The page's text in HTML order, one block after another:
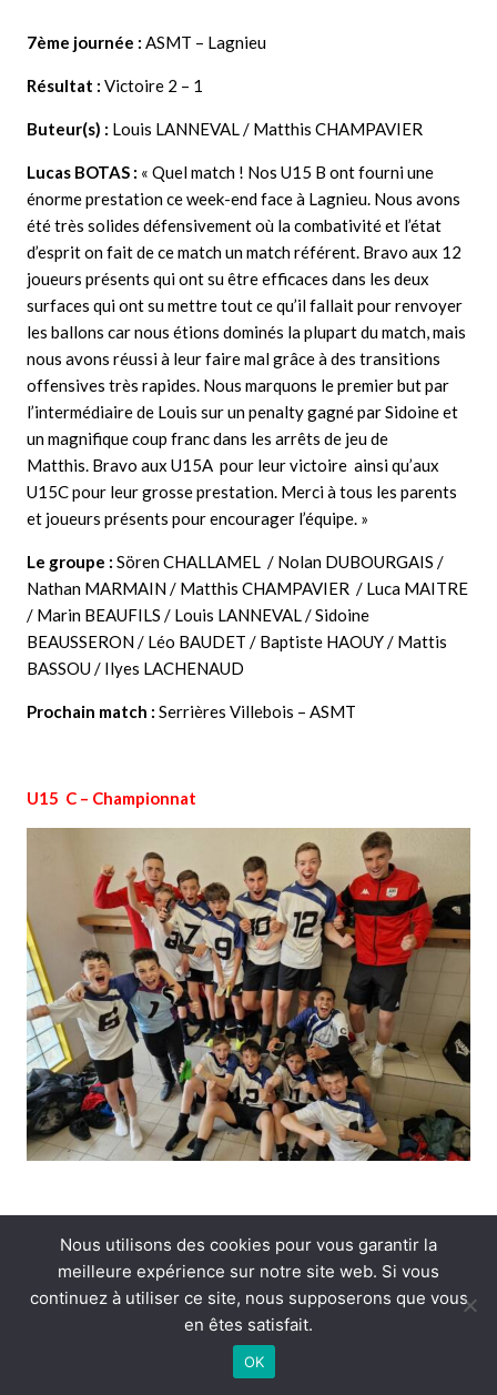
7ème journée : ASMT – Lagnieu
Résultat : Victoire 2 – 1
Buteur(s) : Louis LANNEVAL / Matthis CHAMPAVIER
Lucas BOTAS : « Quel match ! Nos U15 B ont fourni une
énorme prestation ce week-end face à Lagnieu. Nous avons
été très solides défensivement où la combativité et l’état
d’esprit on fait de ce match un match référent. Bravo aux 12
joueurs présents qui ont su être efficaces dans les deux
surfaces qui ont su mettre tout ce qu’il fallait pour renvoyer
les ballons car nous étions dominés la plupart du match, mais
nous avons réussi à leur faire mal grâce à des transitions
offensives très rapides. Nous marquons le premier but par
l’intermédiaire de Louis sur un penalty gagné par Sidoine et
un magnifique coup franc dans les arrêts de jeu de
Matthis. Bravo aux U15A pour leur victoire ainsi qu’aux
U15C pour leur grosse prestation. Merci à tous les parents
et joueurs présents pour encourager l’équipe. »
Le groupe : Sören CHALLAMEL / Nolan DUBOURGAIS /
Nathan MARMAIN / Matthis CHAMPAVIER / Luca MAITRE
/ Marin BEAUFILS / Louis LANNEVAL / Sidoine
BEAUSSERON / Léo BAUDET / Baptiste HAOUY / Mattis
BASSOU / Ilyes LACHENAUD
Prochain match : Serrières Villebois – ASMT
U15 C – Championnat
èème journée : Le Mas Rillier – ASMT
Résultat :Victoire 3 – 2
Hugo RENEVIER (x2) / Clément CARRIER
« Lors de ce déplacement du coté de
Nous utilisons des cookies pour vous garantir la
meilleure expérience sur notre site web. Si vous
continuez à utiliser ce site, nous supposerons que vous
en êtes satisfait.
OK